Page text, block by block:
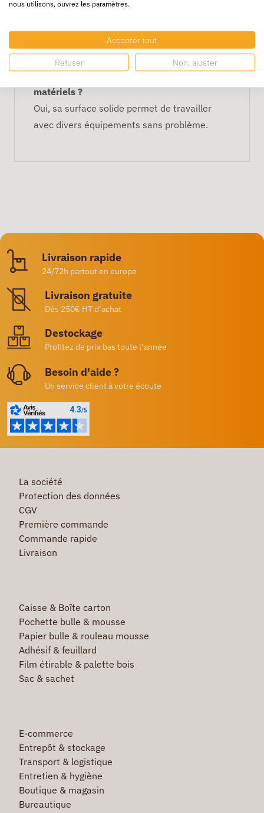
Oui, parfaite pour ateliers, bureaux ou
espaces de production.
Peut-elle supporter plusieurs outils ou
matériels ?
Oui, sa surface solide permet de travailler
avec divers équipements sans problème.
Livraison rapide
24/72h partout en europe
Livraison gratuite
Dès 250€ HT d’achat
Destockage
Profitez de prix bas toute l’année
Besoin d'aide ?
Un service client à votre écoute
La société
Protection des données
CGV
Première commande
Commande rapide
Livraison
Caisse & Boîte carton
Pochette bulle & mousse
Papier bulle & rouleau mousse
Adhésif & feuillard
Film étirable & palette bois
Sac & sachet
E-commerce
Entrepôt & stockage
Transport & logistique
Entretien & hygiène
Boutique & magasin
Bureautique
nous utilisons, ouvrez les paramètres.
Accepter tout
Refuser Non, ajuster